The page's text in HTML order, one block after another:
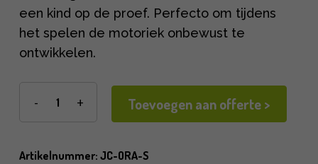
een kind op de proef. Perfecto om tijdens
het spelen de motoriek onbewust te
ontwikkelen.
Toevoegen aan offerte >
Artikelnummer: JC-ORA-S